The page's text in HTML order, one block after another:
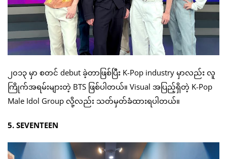
၂၀၁၃ မှာ စတင် debut ခဲ့တာဖြစ်ပြီး K-Pop industry မှာလည်း လူ
ကြိုက်အရမ်းများတဲ့ BTS ဖြစ်ပါတယ်။ Visual အပြည့်ရှိတဲ့ K-Pop
Male Idol Group လို့လည်း သတ်မှတ်ခံထားရပါတယ်။
5. SEVENTEEN